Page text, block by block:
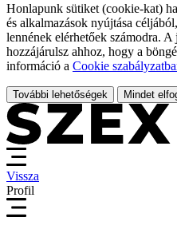
Honlapunk sütiket (cookie-kat)
és alkalmazások nyújtása
lennének elérhetőek számodra.
hozzájárulsz ahhoz, hogy a
információ a Cookie
További lehetőségek Mindet
Vissza
Profil